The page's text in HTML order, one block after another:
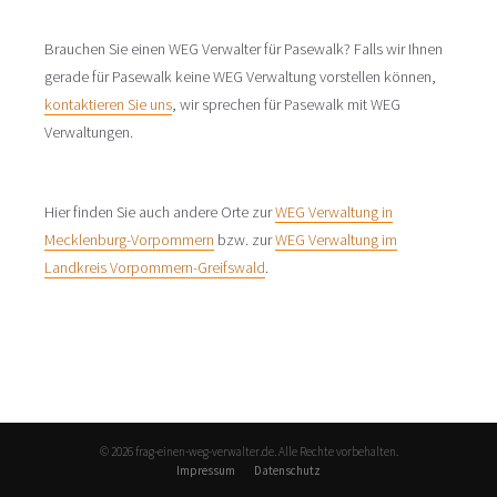
Brauchen Sie einen WEG Verwalter für Pasewalk? Falls wir Ihnen
gerade für Pasewalk keine WEG Verwaltung vorstellen können,
kontaktieren Sie uns, wir sprechen für Pasewalk mit WEG
Verwaltungen.
Hier finden Sie auch andere Orte zurWEG Verwaltung in
Mecklenburg-Vorpommern bzw. zurWEG Verwaltung im
Landkreis Vorpommern-Greifswald.
© 2026 frag-einen-weg-verwalter.de. Alle Rechte vorbehalten.
Impressum
Datenschutz